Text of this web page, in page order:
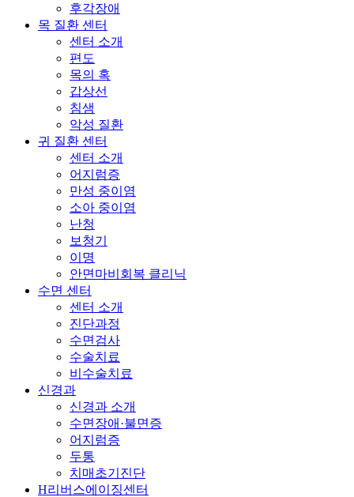
후각장애
목 질환 센터
센터 소개
편도
목의 혹
갑상선
침샘
악성 질환
귀 질환 센터
센터 소개
어지럼증
만성 중이염
소아 중이염
난청
보청기
이명
안면마비회복 클리닉
수면 센터
센터 소개
진단과정
수면검사
수술치료
비수술치료
신경과
신경과 소개
수면장애·불면증
어지럼증
두통
치매초기진단
H리버스에이징센터